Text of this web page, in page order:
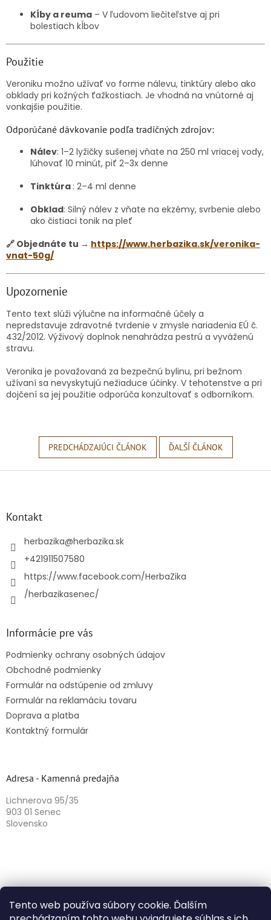
Tento web používa súbory cookie. Ďalším
Kĺby a reuma – V ľudovom liečiteľstve aj pri
bolestiach kĺbov
Použitie
Veroniku možno užívať vo forme nálevu, tinktúry alebo ako
obklady pri kožných ťažkostiach. Je vhodná na vnútorné aj
vonkajšie použitie.
Odporúčané dávkovanie podľa tradičných zdrojov:
Nálev: 1–2 lyžičky sušenej vňate na 250 ml vriacej vody,
lúhovať 10 minút, piť 2–3x denne
Tinktúra : 2–4 ml denne
Obklad: Silný nálev z vňate na ekzémy, svrbenie alebo
ako čistiaci tonik na pleť
🔗 Objednáte tu → https://www.herbazika.sk/veronika-
vnat-50g/
Upozornenie
Tento text slúži výlučne na informačné účely a
nepredstavuje zdravotné tvrdenie v zmysle nariadenia EÚ č.
432/2012. Výživový doplnok nenahrádza pestrú a vyváženú
stravu.
Veronika je považovaná za bezpečnú bylinu, pri bežnom
užívaní sa nevyskytujú nežiaduce účinky. V tehotenstve a pri
dojčení sa jej použitie odporúča konzultovať s odborníkom.
PREDCHÁDZAJÚCI ČLÁNOK ĎALŠÍ ČLÁNOK
Z
Kontakt
herbazika@herbazika.sk
+421911507580
https://www.facebook.com/HerbaZika
/herbazikasenec/
Informácie pre vás
Podmienky ochrany osobných údajov
Obchodné podmienky
Formulár na odstúpenie od zmluvy
Formulár na reklamáciu tovaru
Doprava a platba
Kontaktný formulár
Adresa - Kamenná predajňa
Lichnerova 95/35
903 01 Senec
Slovensko